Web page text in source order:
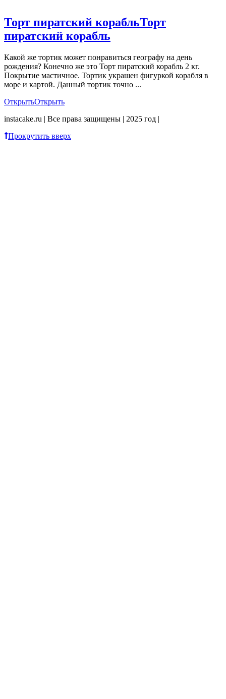
Торт пиратский корабльТорт
пиратский корабль
Какой же тортик может понравиться географу на день
рождения? Конечно же это Торт пиратский корабль 2 кг.
Покрытие мастичное. Тортик украшен фигуркой корабля в
море и картой. Данный тортик точно ...
ОткрытьОткрыть
instacake.ru | Все права защищены | 2025 год |
Прокрутить вверх